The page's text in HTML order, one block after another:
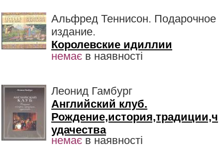
Альфред Теннисон. Подарочное
издание.
Королевские идиллии
немає в наявності
Леонид Гамбург
Английский клуб.
Рождение,история,традиции,ч
удачества
немає в наявності